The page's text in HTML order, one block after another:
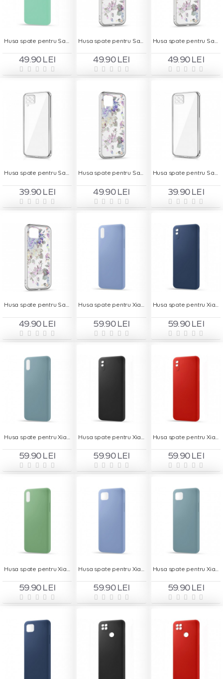
49.90 LEI 49.90 LEI 49.90 LEI
Husa spate pentru Samsung Galaxy A22 4G - Protect+
39.90 LEI
Husa spate pentru Samsung Galaxy A22 4G - Silver Case
49.90 LEI
Husa spate pentru Samsung Galaxy A22 5G - Protect+
39.90 LEI
Husa spate pentru Samsung Galaxy A22 5G - Silver Case
49.90 LEI
Husa spate pentru Xiaomi Redmi 9A - Silicon Line Albastru
59.90 LEI
Husa spate pentru Xiaomi Redmi 9A - Silicon Line Albastru
59.90 LEI
59.90 LEI 59.90 LEI 59.90 LEI
59.90 LEI 59.90 LEI 59.90 LEI